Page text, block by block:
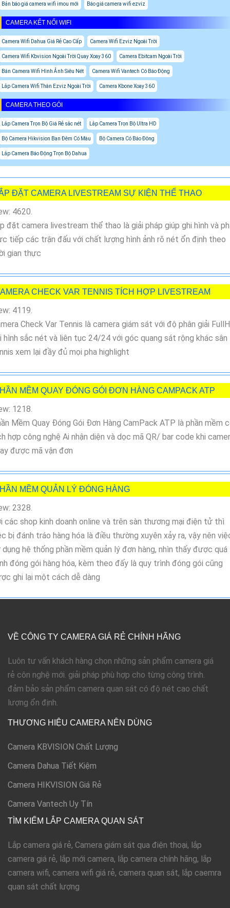
Bản báo giá camera wifi imou mới Báo giá camera wifi ezviz
CAMERA KẾT NỐI WIFI
Camera Wifi Dahua Giá Rẻ Cao Cấp Camera Wifi Ezviz Ngoài Trời
Camera Wifi Kbvision Ngoài Trời Quay Xoay 360 Camera Ebitcam Ngoài Trời
Bán Camera Wifi Hình Ảnh Siêu Nét Camera Wifi Vantech Có Báo Động
Lắp Camera Wifi Thân Ezviz Ngoài Trời Camera Kbone Xoay 360
CAMERA THEO GÓI
Lắp Camera Trọn Bộ Giá Rẻ sắc nét Lắp Camera Trọn Bộ Ultra HD
Bộ Camera Hikvision Ban Đêm Có Màu Bộ Camera Có Báo Đông
Lắp Camera Báo Động Trọn Bộ Dahua
ĐẶT CAMERA LIVESTREAM SỰ KIỆN THỂ THAO
4620.
đặt camera livestream thể thao là giải pháp giúp ghi hình và
tiếp các trận đấu với chất lượng hình ảnh rõ nét ổn định theo
gian thực
CHECK VAR TENNIS TÍCH HỢP LIVESTREAM
4119.
Check Var Tennis là camera giám sát với độ phân giải
hình sắc nét và liên tục 24/24 với góc quang sát rộng khác sân
xem lại đầy đủ mọi pha highlight
MỀM QUAY ĐÓNG GÓI ĐƠN HÀNG CAMPACK ATP
1218.
Mềm Quay Đóng Gói Đơn Hàng CamPack ATP là phần mềm
hợp công nghệ Ai nhận diện và dọc mã QR/ bar code khi
được mã vận đơn
MỀM QUẢN LÝ ĐÓNG HÀNG
2328.
các shop kinh doanh online và trên sàn thương mại điện tử thì
bị đánh tráo hàng hóa là điều thường xuyên xảy ra, vậy nên
dụng hệ thống phần mềm quản lý đơn hàng, nhìn thấy được quá
đóng gói hàng hóa, kèm theo đấy là quy trình đóng gói cũng
ghi lại một cách dễ dàng
VỀ CÔNG TY CAMERA GIÁ RẺ CHÍNH HÃNG
Luôn tư vấn khách hàng chọn những sản phẩm camera giá
rẻ côn nghệ mới. giải pháp phù hợp cho từng công trình.
đảm bảo sản phẩm camera quan sát có độ nét cao chất
lượng ổn định.
THƯƠNG HIỆU CAMERA NÊN DÙNG
Camera KBVISION Chất Lượng
Camera Dahua Tiết Kiệm
Camera HIKVISION Giá Rẻ
Camera Vantech Uy Tín
TÌM KIẾM LẮP CAMERA QUAN SÁT
Lắp camera giá rẻ, Camera giám sát qua điện thoại, lắp
camera giá rẻ, lắp mới camera, lắp camera chính hãng, lắp
camera wifi, camera wifi giá rẻ, camera quan sát, lắp caemra
quan sát chất lượng